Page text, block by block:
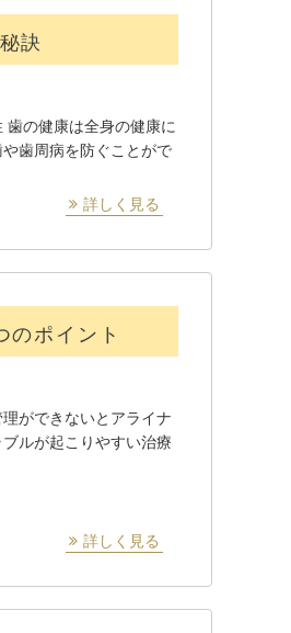
秘訣
の健康は全身の健康に
歯周病を防ぐことがで
詳しく見る
のポイント
ができないとアライナ
ルが起こりやすい治療
詳しく見る